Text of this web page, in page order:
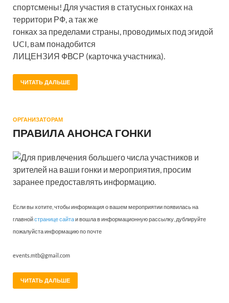
спортсмены! Для участия в статусных гонках на
территори РФ, а так же
гонках за пределами страны, проводимых под эгидой
UCI, вам понадобится
ЛИЦЕНЗИЯ ФВСР (карточка участника).
ЧИТАТЬ ДАЛЬШЕ
ОРГАНИЗАТОРАМ
ПРАВИЛА АНОНСА ГОНКИ
Для привлечения большего числа участников и
зрителей на ваши гонки и мероприятия, просим
заранее предоставлять информацию.
Если вы хотите, чтобы информация о вашем мероприятии появилась на
главнойстранице сайтаи вошла в информационную рассылку, дублируйте
пожалуйста информацию по почте
events.mtb@gmail.com
ЧИТАТЬ ДАЛЬШЕ